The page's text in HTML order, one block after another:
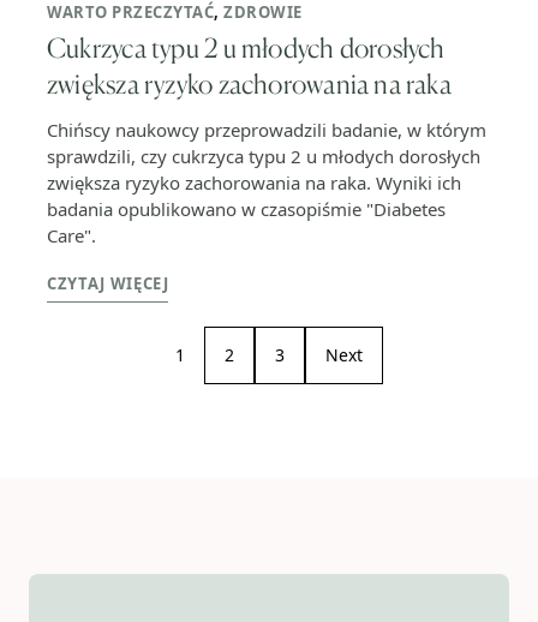
WARTO PRZECZYTAĆ,ZDROWIE
Cukrzyca typu 2 u młodych dorosłych
zwiększa ryzyko zachorowania na raka
Chińscy naukowcy przeprowadzili badanie, w którym
sprawdzili, czy cukrzyca typu 2 u młodych dorosłych
zwiększa ryzyko zachorowania na raka. Wyniki ich
badania opublikowano w czasopiśmie "Diabetes
Care".
CZYTAJ WIĘCEJ
1 2 3 Next